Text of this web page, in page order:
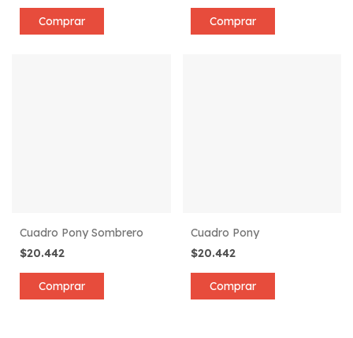
Comprar Comprar
Cuadro Pony Sombrero
$20.442
Comprar
Cuadro Pony
$20.442
Comprar